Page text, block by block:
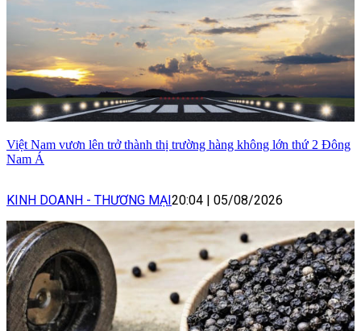
Việt Nam vươn lên trở thành thị trường hàng không lớn thứ 2 Đông
Nam Á
KINH DOANH - THƯƠNG MẠI 20:04 05/08/2026